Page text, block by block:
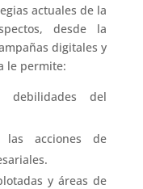
actuales de la
desde la
digitales y
le permite:
del
las acciones de
y áreas de